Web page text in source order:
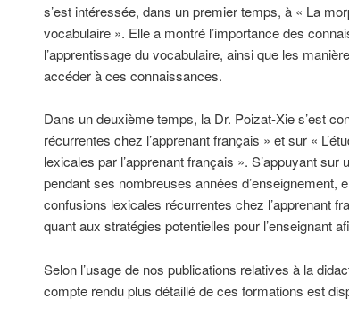
s’est intéressée, dans un premier temps, à « La
vocabulaire ». Elle a montré l’importance des
l’apprentissage du vocabulaire, ainsi que les
accéder à ces connaissances.
Dans un deuxième temps, la Dr. Poizat-Xie s’est
récurrentes chez l’apprenant français » et sur «
lexicales par l’apprenant français ». S’appuyant
pendant ses nombreuses années d’enseignement,
confusions lexicales récurrentes chez l’apprenant
quant aux stratégies potentielles pour l’enseignant
Selon l’usage de nos publications relatives à la
compte rendu plus détaillé de ces formations est